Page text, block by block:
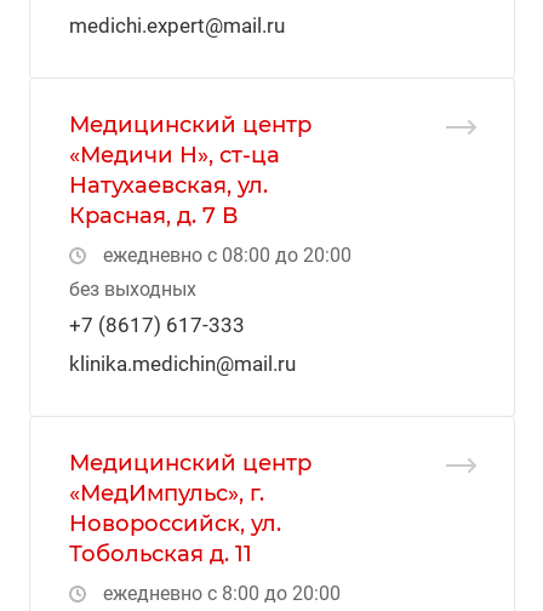
medichi.expert@mail.ru
Медицинский центр
«Медичи Н», ст-ца
Натухаевская, ул.
Красная, д. 7 В
ежедневно с 08:00 до 20:00
без выходных
+7 (8617) 617-333
klinika.medichin@mail.ru
Медицинский центр
«МедИмпульс», г.
Новороссийск, ул.
Тобольская д. 11
ежедневно с 8:00 до 20:00